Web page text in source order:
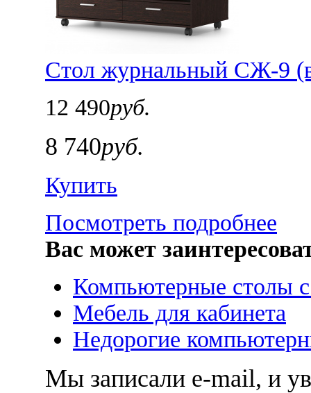
Стол журнальный СЖ-9
12 490руб.
8 740руб.
Купить
Посмотреть подробнее
Вас может
Компьютерные столы
Мебель для кабинета
Недорогие
Мы записали e-mail, и